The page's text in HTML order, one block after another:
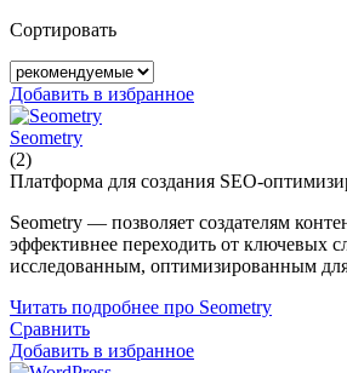
Сортировать
Добавить в избранное
Seometry
(2)
Платформа для создания SEO-
Seometry — позволяет создателям
эффективнее переходить от ключевых
исследованным, оптимизированным
Читать подробнее про Seometry
Сравнить
Добавить в избранное